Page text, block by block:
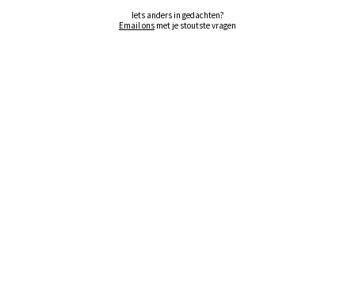
Iets anders in gedachten?
Email ons met je stoutste vragen